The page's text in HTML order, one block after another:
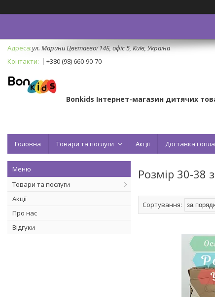
ул. Марини Цветаевої 14Б, офіс 5, Київ, Україна
+380 (98) 660-90-70
Bonkids Інтернет-магазин дитячих
Головна Товари та послуги Акції Доставка і
Товари та послуги
Акції
Про нас
Відгуки
Розмір 30-38